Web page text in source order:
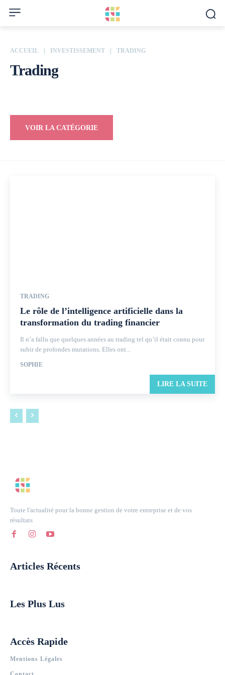
ACCUEIL INVESTISSEMENT TRADING
Trading
VOIR LA CATÉGORIE
TRADING
Le rôle de l’intelligence artificielle dans la
transformation du trading financier
Il n’a fallu que quelques années au trading tel qu’il était connu pour
subir de profondes mutations. Elles ont...
SOPHIE
LIRE LA SUITE
Toute l'actualité pour la bonne gestion de votre entreprise et de vos
résultats
Articles Récents
Les Plus Lus
Accès Rapide
Mentions Légales